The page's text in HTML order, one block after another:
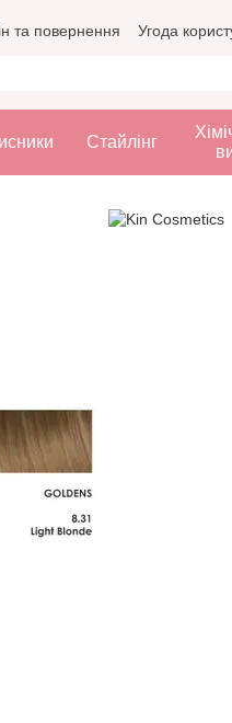
та повернення Угода
Стайлінг